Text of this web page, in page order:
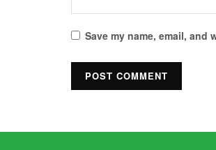
Save my name, email,